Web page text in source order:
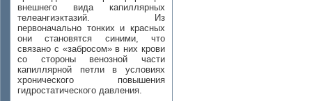
внешнего вида капиллярных
телеангиэктазий. Из
первоначально тонких и красных
они становятся синими, что
связано с «забросом» в них крови
со стороны венозной части
капиллярной петли в условиях
хронического повышения
гидростатического давления.